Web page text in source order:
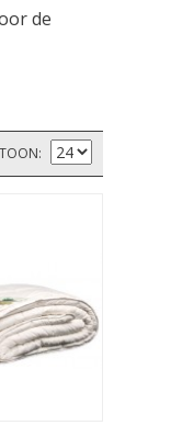
de
TOON